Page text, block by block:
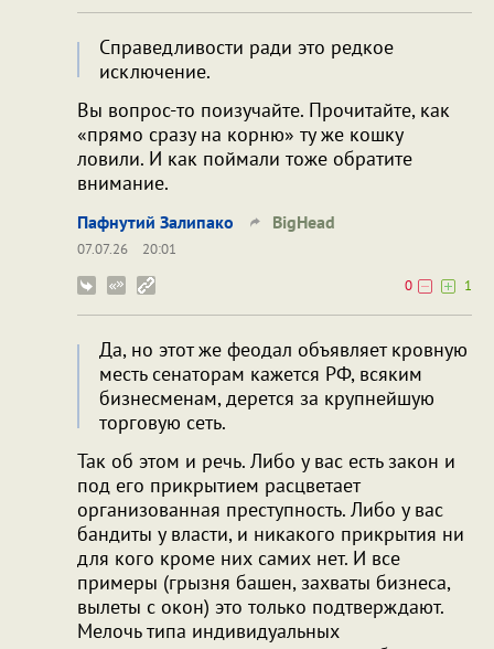
Справедливости ради это редкое
исключение.
Вы вопрос-то поизучайте. Прочитайте, как
«прямо сразу на корню» ту же кошку
ловили. И как поймали тоже обратите
внимание.
Пафнутий Залипако BigHead
07.07.26
20:01
0
1
Да, но этот же феодал объявляет кровную
месть сенаторам кажется РФ, всяким
бизнесменам, дерется за крупнейшую
торговую сеть.
Так об этом и речь. Либо у вас есть закон и
под его прикрытием расцветает
организованная преступность. Либо у вас
бандиты у власти, и никакого прикрытия ни
для кого кроме них самих нет. И все
примеры (грызня башен, захваты бизнеса,
вылеты с окон) это только подтверждают.
Мелочь типа индивидуальных